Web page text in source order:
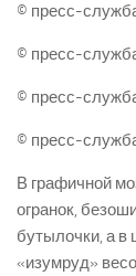
© пресс-
© пресс-
© пресс-
© пресс-
В графичной
огранок,
бутылочки, а в
«изумруд»